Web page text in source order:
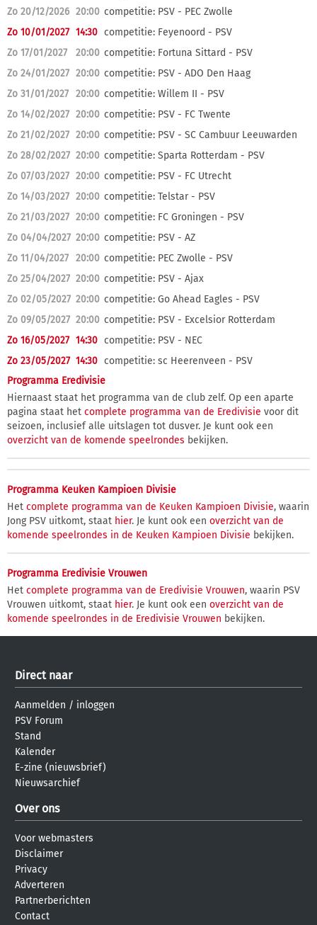
Zo 20/12/2026 20:00 competitie: PSV - PEC Zwolle
Zo 10/01/2027 14:30 competitie: Feyenoord - PSV
Zo 17/01/2027
20:00 competitie: Fortuna Sittard - PSV
Zo 24/01/2027 20:00 competitie: PSV - ADO Den Haag
Zo 31/01/2027 20:00 competitie: Willem II - PSV
Zo 14/02/2027 20:00 competitie: PSV - FC Twente
Zo 21/02/2027 20:00 competitie: PSV - SC Cambuur Leeuwarden
Zo 28/02/2027 20:00 competitie: Sparta Rotterdam - PSV
Zo 07/03/2027 20:00 competitie: PSV - FC Utrecht
Zo 14/03/2027 20:00 competitie: Telstar - PSV
Zo 21/03/2027 20:00 competitie: FC Groningen - PSV
Zo 04/04/2027 20:00 competitie: PSV - AZ
Zo 11/04/2027 20:00 competitie: PEC Zwolle - PSV
Zo 25/04/2027 20:00 competitie: PSV - Ajax
Zo 02/05/2027 20:00 competitie: Go Ahead Eagles - PSV
Zo 09/05/2027 20:00 competitie: PSV - Excelsior Rotterdam
Zo 16/05/2027 14:30 competitie: PSV - NEC
Zo 23/05/2027 14:30 competitie: sc Heerenveen - PSV
Programma Eredivisie
Hiernaast staat het programma van de club zelf. Op een aparte
pagina staat het complete programma van de Eredivisie voor dit
seizoen, inclusief alle uitslagen tot dusver. Je kunt ook een
overzicht van de komende speelrondes bekijken.
Programma Keuken Kampioen Divisie
Het complete programma van de Keuken Kampioen Divisie, waarin
Jong PSV uitkomt, staat hier. Je kunt ook een overzicht van de
komende speelrondes in de Keuken Kampioen Divisie bekijken.
Programma Eredivisie Vrouwen
Het complete programma van de Eredivisie Vrouwen, waarin PSV
Vrouwen uitkomt, staat hier. Je kunt ook een overzicht van de
komende speelrondes in de Eredivisie Vrouwen bekijken.
Direct naar
Aanmelden / inloggen
PSV Forum
Stand
Kalender
E-zine (nieuwsbrief)
Nieuwsarchief
Over ons
Voor webmasters
Disclaimer
Privacy
Adverteren
Partnerberichten
Contact